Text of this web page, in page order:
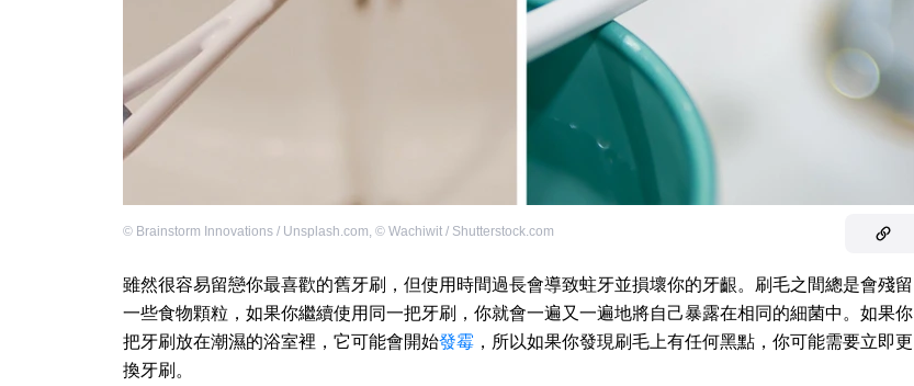
© Brainstorm Innovations / Unsplash.com, © Wachiwit / Shutterstock.com
雖然很容易留戀你最喜歡的舊牙刷，但使用時間過長會導致蛀牙並損壞你的牙齦。刷毛之間總是會殘留
一些食物顆粒，如果你繼續使用同一把牙刷，你就會一遍又一遍地將自己暴露在相同的細菌中。如果你
把牙刷放在潮濕的浴室裡，它可能會開始發霉 ，所以如果你發現刷毛上有任何黑點，你可能需要立即更
換牙刷。